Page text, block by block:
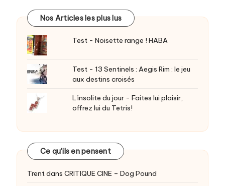
Nos Articles les plus lus
Test - Noisette range ! HABA
Test - 13 Sentinels : Aegis Rim : le jeu
aux destins croisés
L'insolite du jour - Faites lui plaisir,
offrez lui du Tetris!
Ce qu’ils en pensent
Trentdans CRITIQUE CINE – Dog Pound